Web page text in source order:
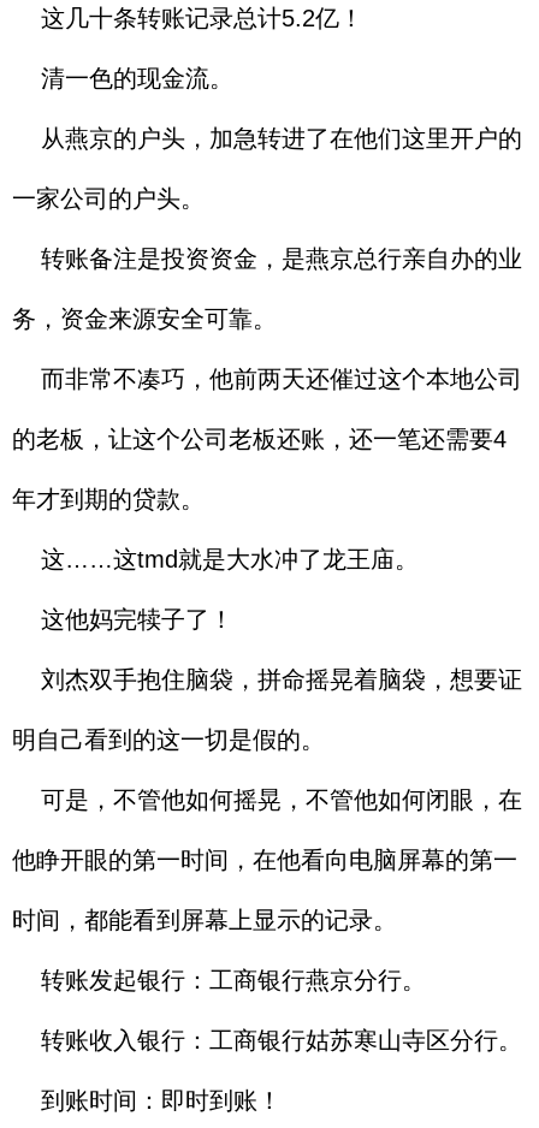
这几十条转账记录总计5.2亿！
清一色的现金流。
从燕京的户头，加急转进了在他们这里开户的
一家公司的户头。
转账备注是投资资金，是燕京总行亲自办的业
务，资金来源安全可靠。
而非常不凑巧，他前两天还催过这个本地公司
的老板，让这个公司老板还账，还一笔还需要4
年才到期的贷款。
这……这tmd就是大水冲了龙王庙。
这他妈完犊子了！
刘杰双手抱住脑袋，拼命摇晃着脑袋，想要证
明自己看到的这一切是假的。
可是，不管他如何摇晃，不管他如何闭眼，在
他睁开眼的第一时间，在他看向电脑屏幕的第一
时间，都能看到屏幕上显示的记录。
转账发起银行：工商银行燕京分行。
转账收入银行：工商银行姑苏寒山寺区分行。
到账时间：即时到账！